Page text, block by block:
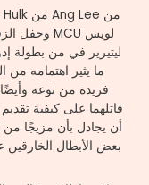
ليتيرير في من بطولة
ما يثير اهتمامه من
فريدة من نوعه
قاتلهما على كيفية
أن يجادل بأن مزيجًا
بعض الأبطال